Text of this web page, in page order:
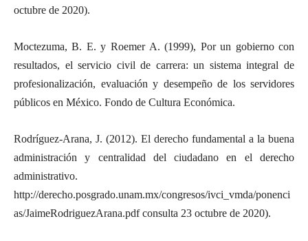
octubre de 2020).
Moctezuma, B. E. y Roemer A. (1999), Por un gobierno con
resultados, el servicio civil de carrera: un sistema integral de
profesionalización, evaluación y desempeño de los servidores
públicos en México. Fondo de Cultura Económica.
Rodríguez-Arana, J. (2012). El derecho fundamental a la buena
administración y centralidad del ciudadano en el derecho
administrativo.
http://derecho.posgrado.unam.mx/congresos/ivci_vmda/ponenci
as/JaimeRodriguezArana.pdf consulta 23 octubre de 2020).